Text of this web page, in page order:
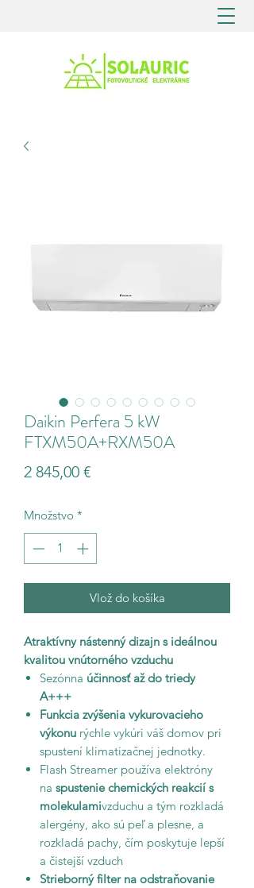
Daikin Perfera 5 kW
FTXM50A+RXM50A
2 845,00 €Price
Množstvo *
Vlož do košíka
Atraktívny nástenný dizajn s ideálnou
kvalitou vnútorného vzduchu
Sezónna účinnosť až do triedy
A+++
Funkcia zvýšenia vykurovacieho
výkonu rýchle vykúri váš domov pri
spustení klimatizačnej jednotky.
Flash Streamer používa elektróny
na spustenie chemických reakcií s
molekulamivzduchu a tým rozkladá
alergény, ako sú peľ a plesne, a
rozkladá pachy, čím poskytuje lepší
a čistejší vzduch
Strieborný filter na odstraňovanie